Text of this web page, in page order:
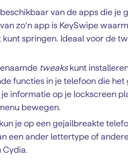
van de apps die je
zo’n app is KeySwipe
springen. Ideaal voor de
tweakskunt
functies in je telefoon die
informatie op je lockscreen
bewegen.
je op een gejailbreakte
een ander lettertype of
Cydia.